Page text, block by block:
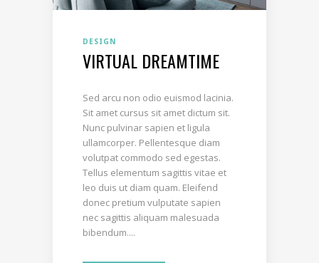
DESIGN
VIRTUAL DREAMTIME
Sed arcu non odio euismod lacinia.
Sit amet cursus sit amet dictum sit.
Nunc pulvinar sapien et ligula
ullamcorper. Pellentesque diam
volutpat commodo sed egestas.
Tellus elementum sagittis vitae et
leo duis ut diam quam. Eleifend
donec pretium vulputate sapien
nec sagittis aliquam malesuada
bibendum....